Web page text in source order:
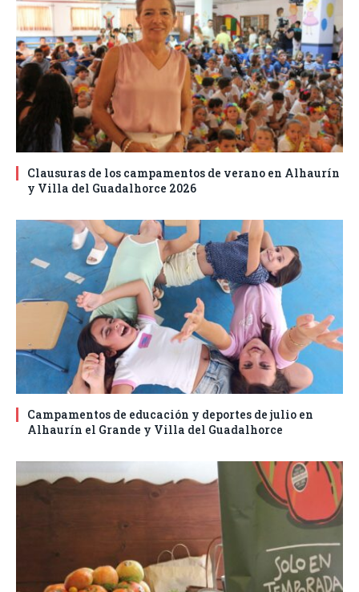
Clausuras de los campamentos de verano en Alhaurín
y Villa del Guadalhorce 2026
Campamentos de educación y deportes de julio en
Alhaurín el Grande y Villa del Guadalhorce